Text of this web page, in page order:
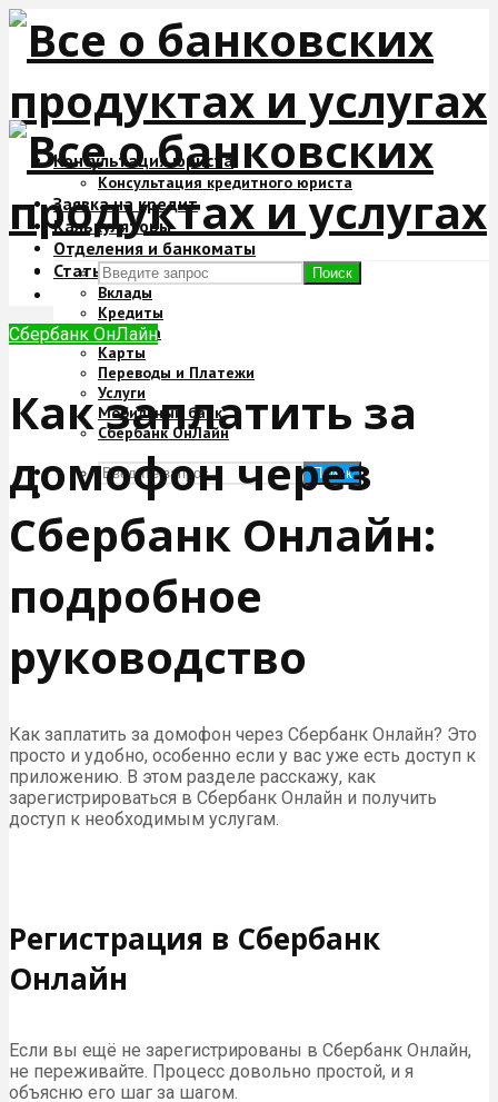
Консультация юриста
Консультация кредитного юриста
Заявка на кредит
Калькуляторы
Отделения и банкоматы
Статьи
Вклады
Кредиты
Ипотека
Карты
Переводы и Платежи
Услуги
Мобильный банк
Сбербанк ОнЛайн
Поиск
Поиск
Сбербанк ОнЛайн
Как заплатить за
домофон через
Сбербанк Онлайн:
подробное
руководство
Как заплатить за домофон через Сбербанк Онлайн? Это
просто и удобно, особенно если у вас уже есть доступ к
приложению. В этом разделе расскажу, как
зарегистрироваться в Сбербанк Онлайн и получить
доступ к необходимым услугам.
Регистрация в Сбербанк
Онлайн
Если вы ещё не зарегистрированы в Сбербанк Онлайн,
не переживайте. Процесс довольно простой, и я
объясню его шаг за шагом.